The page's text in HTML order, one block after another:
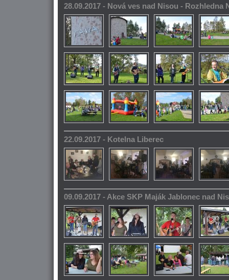
28.09.2017 - Nová ves nad Nisou - Rozhledna
22.09.2017 - Kotelna Liberec
09.09.2017 - Akce SKP Maják Jablonec nad